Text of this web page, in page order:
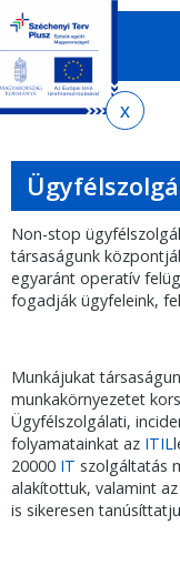
almenühöz
tartalomra
oldaltérképre
Non-stop
társaságunk
egyaránt operatív
fogadják ügyfeleink,
Munkájukat
munkakörnyezetet
Ügyfélszolgálati,
folyamatainkat az ITIL
20000 IT szolgáltatás
alakítottuk, valamint az
is sikeresen